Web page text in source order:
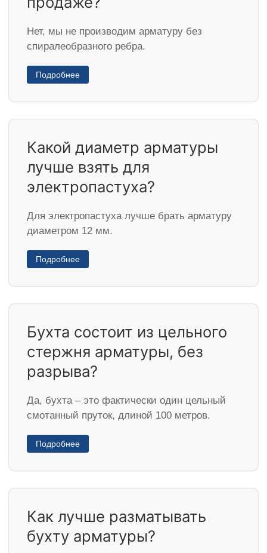
Нет, мы не производим арматуру без
спиралеобразного ребра.
Подробнее
Какой диаметр арматуры
лучше взять для
электропастуха?
Для электропастуха лучше брать арматуру
диаметром 12 мм.
Подробнее
Бухта состоит из цельного
стержня арматуры, без
разрыва?
Да, бухта – это фактически один цельный
смотанный пруток, длиной 100 метров.
Подробнее
Как лучше разматывать
бухту арматуры?